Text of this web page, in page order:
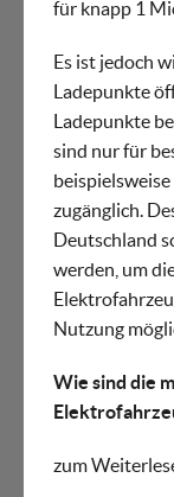
für knapp 1
Es ist jedoch
Ladepunkte
Ladepunkte
sind nur für
zugänglich.
Deutschland
werden, um
Nutzung
Wie sind die
zum